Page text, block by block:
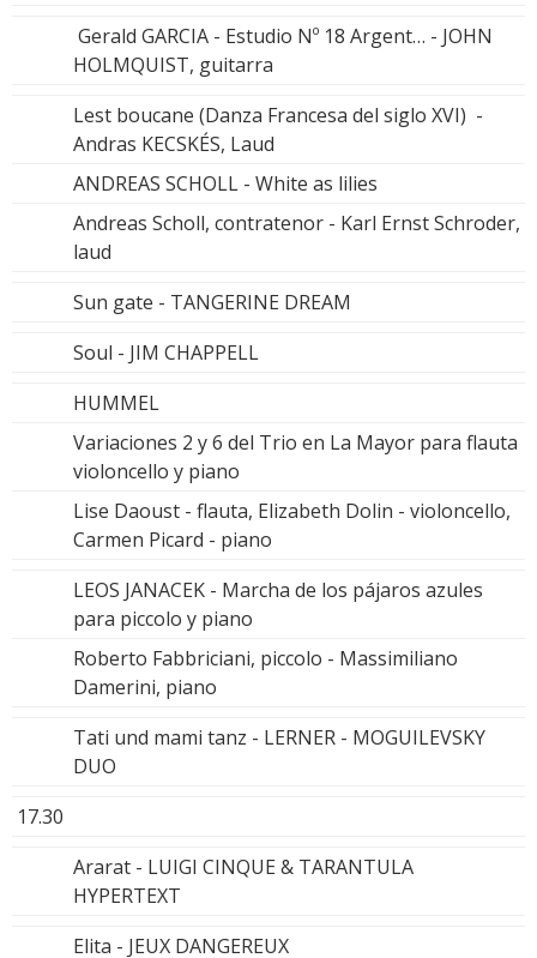
Gerald GARCIA - Estudio Nº 18 Argent… - JOHN
HOLMQUIST, guitarra
Lest boucane (Danza Francesa del siglo XVI) -
Andras KECSKÉS, Laud
ANDREAS SCHOLL - White as lilies
Andreas Scholl, contratenor - Karl Ernst Schroder,
laud
Sun gate - TANGERINE DREAM
Soul - JIM CHAPPELL
HUMMEL
Variaciones 2 y 6 del Trio en La Mayor para flauta
violoncello y piano
Lise Daoust - flauta, Elizabeth Dolin - violoncello,
Carmen Picard - piano
LEOS JANACEK - Marcha de los pájaros azules
para piccolo y piano
Roberto Fabbriciani, piccolo - Massimiliano
Damerini, piano
Tati und mami tanz - LERNER - MOGUILEVSKY
DUO
17.30
Ararat - LUIGI CINQUE & TARANTULA
HYPERTEXT
Elita - JEUX DANGEREUX